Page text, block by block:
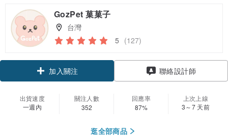
GozPet 菓菓子
台灣
5 (127)
加入關注
聯絡設計師
出貨速度
一週內
關注人數
352
回應率
87%
上次上線
3～7 天前
逛全部商品